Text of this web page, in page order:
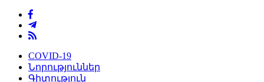
COVID-19
Նորություններ
Գիտություն